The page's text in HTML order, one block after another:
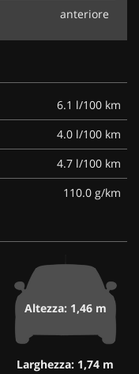
anteriore
6.1 l/100 km
4.0 l/100 km
4.7 l/100 km
110.0 g/km
Altezza: 1,46 m
Larghezza: 1,74 m